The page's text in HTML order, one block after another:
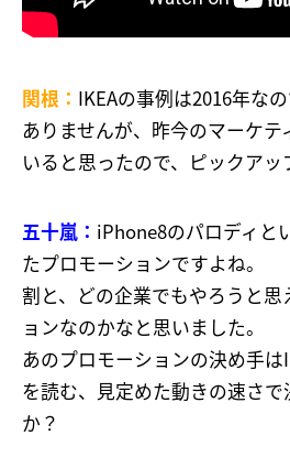
関根： IKEAの事例は2016年な
ありませんが、昨今のマーケ
いると思ったので、ピックアッ
五十嵐： iPhone8のパロディと
たプロモーションですよね。
割と、どの企業でもやろうと
ョンなのかなと思いました。
あのプロモーションの決め手
を読む、見定めた動きの速さで
か？